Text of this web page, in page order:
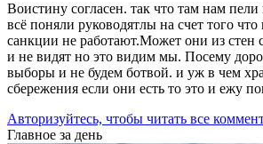
Воистину согласен. так что там нам
всё поняли руководятлы на счет того
санкции не работают.Может они из стен
и не видят но это видим мы. Посему
выборы и не будем ботвой. и уж в чем
сбережения если они есть то это и ежу
Авторизуйтесь, чтобы читать все
Главное за день